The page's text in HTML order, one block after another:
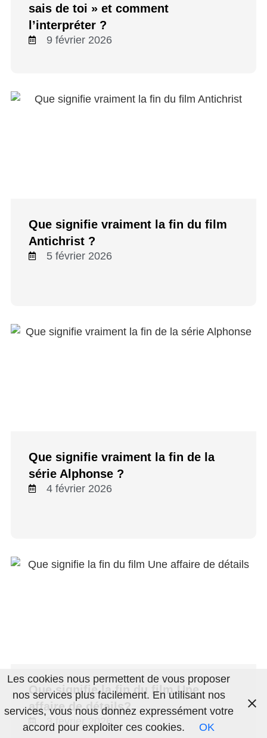
sais de toi » et comment
l’interpréter ?
9 février 2026
Que signifie vraiment la fin du film
Antichrist ?
5 février 2026
Que signifie vraiment la fin de la
série Alphonse ?
4 février 2026
Que signifie la fin du film Une
affaire de détails?
3 février 2026
Les cookies nous permettent de vous proposer
nos services plus facilement. En utilisant nos
services, vous nous donnez expressément votre
accord pour exploiter ces cookies.
OK